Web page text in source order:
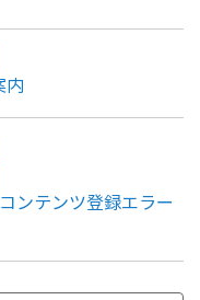
内
ンテンツ登録エラー